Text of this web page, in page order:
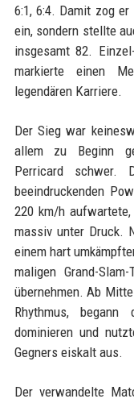
6:1, 6:4. Damit zog
ein, sondern stellte
insgesamt 82.
markierte einen
legendären Karriere.
Der Sieg war
allem zu Beginn
Perricard schwer.
beeindruckenden
220 km/h
massiv unter Druck.
einem hart
maligen Grand-
übernehmen. Ab
Rhythmus, begann
dominieren und
Gegners eiskalt aus.
Der verwandelte